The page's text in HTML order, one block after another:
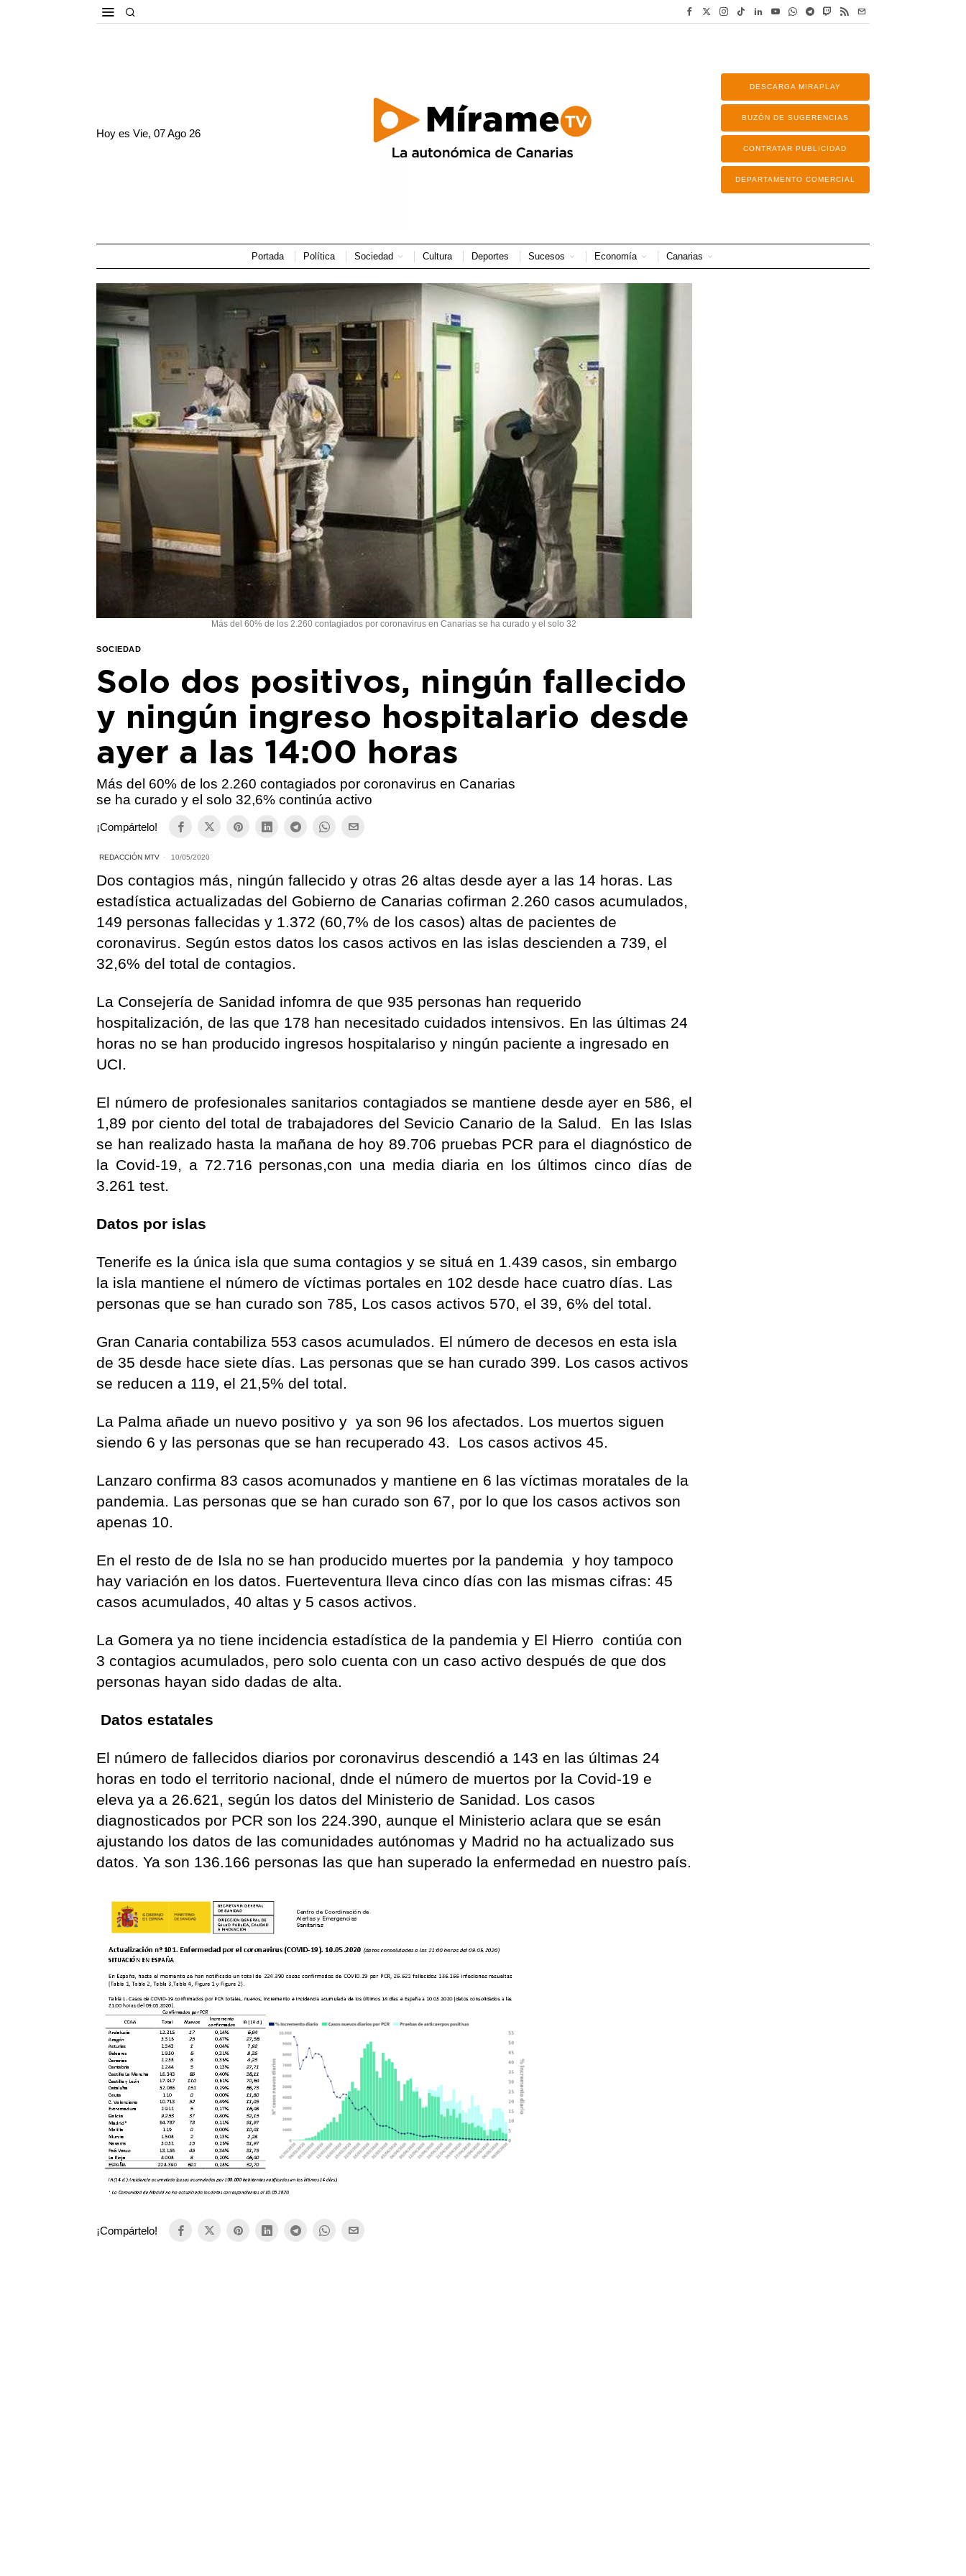
Hoy esVie, 07 Ago 26
DESCARGA MIRAPLAY
BUZÓN DE SUGERENCIAS
CONTRATAR PUBLICIDAD
DEPARTAMENTO COMERCIAL
Portada Política Sociedad Cultura Deportes Sucesos Economía Canarias
Más del 60% de los 2.260 contagiados por coronavirus en Canarias se ha curado y el solo 32
SOCIEDAD
Solo dos positivos, ningún fallecido
y ningún ingreso hospitalario desde
ayer a las 14:00 horas
Más del 60% de los 2.260 contagiados por coronavirus en Canarias
se ha curado y el solo 32,6% continúa activo
¡Compártelo!
REDACCIÓN MTV 10/05/2020
Dos contagios más, ningún fallecido y otras 26 altas desde ayer a las 14 horas. Las
estadística actualizadas del Gobierno de Canarias cofirman 2.260 casos acumulados,
149 personas fallecidas y 1.372 (60,7% de los casos) altas de pacientes de
coronavirus. Según estos datos los casos activos en las islas descienden a 739, el
32,6% del total de contagios.
La Consejería de Sanidad infomra de que 935 personas han requerido
hospitalización, de las que 178 han necesitado cuidados intensivos. En las últimas 24
horas no se han producido ingresos hospitalariso y ningún paciente a ingresado en
UCI.
El número de profesionales sanitarios contagiados se mantiene desde ayer en 586, el
1,89 por ciento del total de trabajadores del Sevicio Canario de la Salud. En las Islas
se han realizado hasta la mañana de hoy 89.706 pruebas PCR para el diagnóstico de
la Covid-19, a 72.716 personas,con una media diaria en los últimos cinco días de
3.261 test.
Datos por islas
Tenerife es la única isla que suma contagios y se situá en 1.439 casos, sin embargo
la isla mantiene el número de víctimas portales en 102 desde hace cuatro días. Las
personas que se han curado son 785, Los casos activos 570, el 39, 6% del total.
Gran Canaria contabiliza 553 casos acumulados. El número de decesos en esta isla
de 35 desde hace siete días. Las personas que se han curado 399. Los casos activos
se reducen a 119, el 21,5% del total.
La Palma añade un nuevo positivo y ya son 96 los afectados. Los muertos siguen
siendo 6 y las personas que se han recuperado 43. Los casos activos 45.
Lanzaro confirma 83 casos acomunados y mantiene en 6 las víctimas moratales de la
pandemia. Las personas que se han curado son 67, por lo que los casos activos son
apenas 10.
En el resto de de Isla no se han producido muertes por la pandemia y hoy tampoco
hay variación en los datos. Fuerteventura lleva cinco días con las mismas cifras: 45
casos acumulados, 40 altas y 5 casos activos.
La Gomera ya no tiene incidencia estadística de la pandemia y El Hierro contiúa con
3 contagios acumulados, pero solo cuenta con un caso activo después de que dos
personas hayan sido dadas de alta.
Datos estatales
El número de fallecidos diarios por coronavirus descendió a 143 en las últimas 24
horas en todo el territorio nacional, dnde el número de muertos por la Covid-19 e
eleva ya a 26.621, según los datos del Ministerio de Sanidad. Los casos
diagnosticados por PCR son los 224.390, aunque el Ministerio aclara que se esán
ajustando los datos de las comunidades autónomas y Madrid no ha actualizado sus
datos. Ya son 136.166 personas las que han superado la enfermedad en nuestro país.
¡Compártelo!